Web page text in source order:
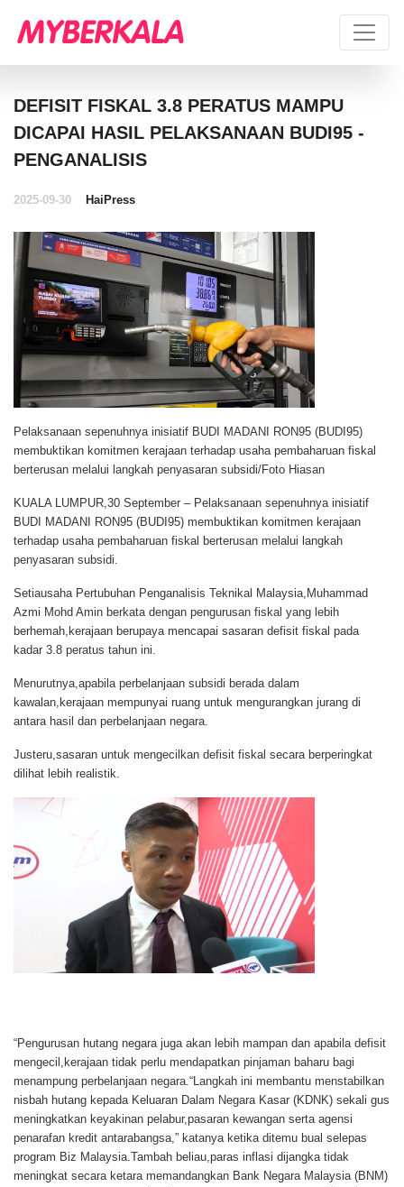
DEFISIT FISKAL 3.8 PERATUS MAMPU
DICAPAI HASIL PELAKSANAAN BUDI95 -
PENGANALISIS
2025-09-30 HaiPress
Pelaksanaan sepenuhnya inisiatif BUDI MADANI RON95 (BUDI95)
membuktikan komitmen kerajaan terhadap usaha pembaharuan fiskal
berterusan melalui langkah penyasaran subsidi/Foto Hiasan
KUALA LUMPUR,30 September – Pelaksanaan sepenuhnya inisiatif
BUDI MADANI RON95 (BUDI95) membuktikan komitmen kerajaan
terhadap usaha pembaharuan fiskal berterusan melalui langkah
penyasaran subsidi.
Setiausaha Pertubuhan Penganalisis Teknikal Malaysia,Muhammad
Azmi Mohd Amin berkata dengan pengurusan fiskal yang lebih
berhemah,kerajaan berupaya mencapai sasaran defisit fiskal pada
kadar 3.8 peratus tahun ini.
Menurutnya,apabila perbelanjaan subsidi berada dalam
kawalan,kerajaan mempunyai ruang untuk mengurangkan jurang di
antara hasil dan perbelanjaan negara.
Justeru,sasaran untuk mengecilkan defisit fiskal secara berperingkat
dilihat lebih realistik.
“Pengurusan hutang negara juga akan lebih mampan dan apabila defisit
mengecil,kerajaan tidak perlu mendapatkan pinjaman baharu bagi
menampung perbelanjaan negara.“Langkah ini membantu menstabilkan
nisbah hutang kepada Keluaran Dalam Negara Kasar (KDNK) sekali gus
meningkatkan keyakinan pelabur,pasaran kewangan serta agensi
penarafan kredit antarabangsa,” katanya ketika ditemu bual selepas
program Biz Malaysia.Tambah beliau,paras inflasi dijangka tidak
meningkat secara ketara memandangkan Bank Negara Malaysia (BNM)